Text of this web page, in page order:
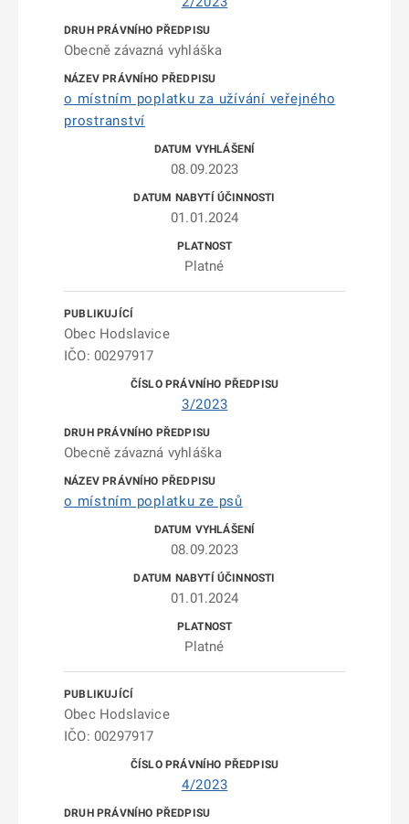
Obecně závazná vyhláška
o místním poplatku za užívání veřejného
prostranství
08.09.2023
01.01.2024
Platné
Obec Hodslavice
IČO: 00297917
3/2023
Obecně závazná vyhláška
o místním poplatku ze psů
08.09.2023
01.01.2024
Platné
Obec Hodslavice
IČO: 00297917
4/2023